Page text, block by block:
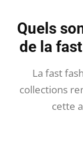
Quels
de la
La fast
collections
cette